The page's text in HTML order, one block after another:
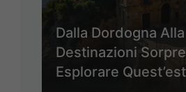
Dalla Dordogna
Destinazioni
Esplorare